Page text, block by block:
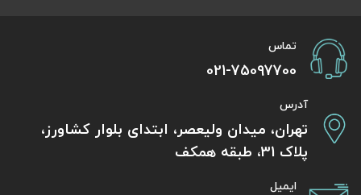
تماس
021-75097700
آدرس
تهران، میدان ولیعصر، ابتدای بلوار کشاورز،
پلاک 31، طبقه همکف
ایمیل